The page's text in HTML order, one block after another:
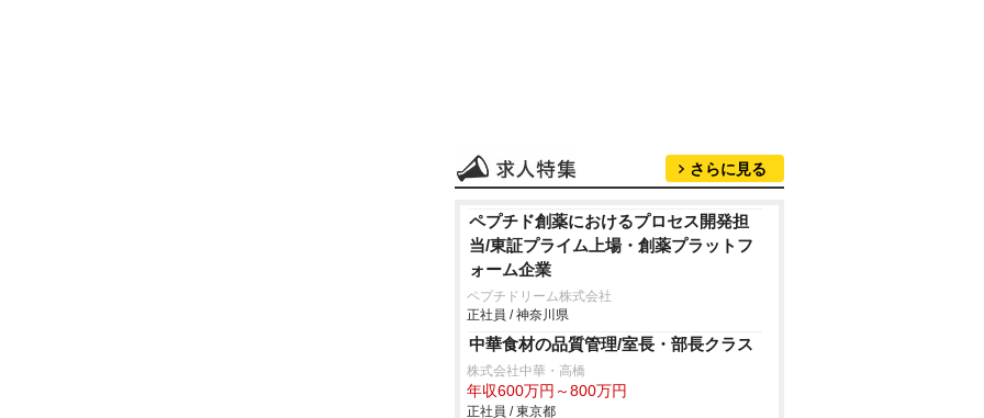
さらに見る
ペプチド創薬におけるプロセス開発担
当/東証プライム上場・創薬プラットフ
ォーム企業
ペプチドリーム株式会社
正社員 / 神奈川県
中華食材の品質管理/室長・部長クラス
株式会社中華・高橋
年収600万円～800万円
正社員 / 東京都